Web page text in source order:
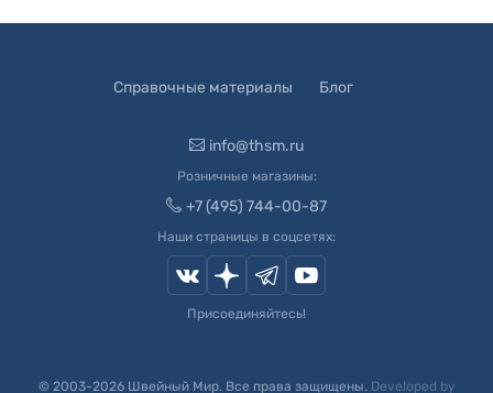
Справочные материалы Блог
info@thsm.ru
Розничные магазины:
+7 (495) 744-00-87
Наши страницы в соцсетях:
Присоединяйтесь!
© 2003-2026Швейный Мир. Все права защищены. Developed by